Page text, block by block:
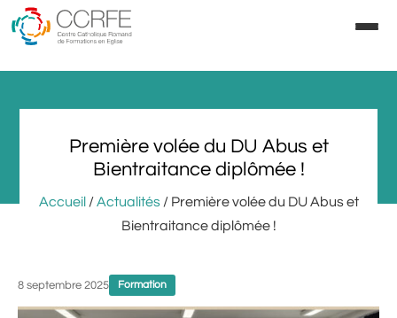
Aller
au
Première volée du DU Abus et
Bientraitance diplômée !
Accueil /Actualités/ Première volée du DU Abus et
Bientraitance diplômée !
8 septembre 2025 Formation